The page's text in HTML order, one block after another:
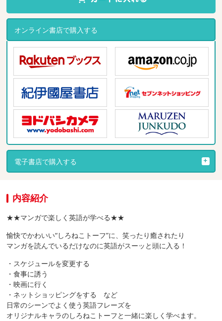
オンライン書店で購入する
電子書店で購入する
内容紹介
★★マンガで楽しく英語が学べる★★
愉快でかわいい“しろねこトーフ”に、笑ったり癒されたり
マンガを読んでいるだけなのに英語がスーッと頭に入る！
・スケジュールを変更する
・食事に誘う
・映画に行く
・ネットショッピングをする など
日常のシーンでよく使う英語フレーズを
オリジナルキャラのしろねこトーフと一緒に楽しく学べます。